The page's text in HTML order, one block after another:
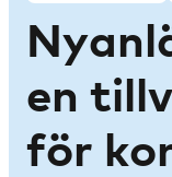
en
för